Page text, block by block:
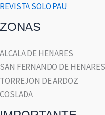
REVISTA SOLO PAU
ZONAS
ALCALA DE HENARES
SAN FERNANDO DE HENARES
TORREJON DE ARDOZ
COSLADA